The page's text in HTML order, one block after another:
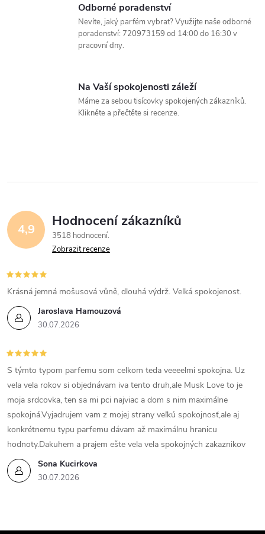
i
s
u
Odborné poradenství
Nevíte, jaký parfém vybrat? Využijte naše odborné
poradenství: 720973159 od 14:00 do 16:30 v
pracovní dny.
Na Vaší spokojenosti záleží
Máme za sebou tisícovky spokojených zákazníků.
Klikněte a přečtěte si recenze.
4,9 Hodnocení zákazníků
3518 hodnocení
Zobrazit recenze
Jaroslava Hamouzová
30.07.2026
Krásná jemná mošusová vůně, dlouhá výdrž. Velká spokojenost.
Sona Kucirkova
30.07.2026
S týmto typom parfemu som celkom teda veeeelmi spokojna. Uz
vela vela rokov si objednávam iva tento druh,ale Musk Love to je
moja srdcovka, ten sa mi pci najviac a dom s nim maximálne
spokojná.Vyjadrujem vam z mojej strany veľkú spokojnosť,ale aj
konkrétnemu typu parfemu dávam až maximálnu hranicu
hodnoty.Dakuhem a prajem ešte vela vela spokojných zakaznikov